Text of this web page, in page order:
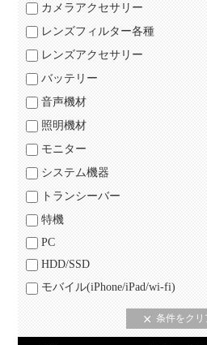
カメラアクセサリー
レンズフィルター各種
レンズアクセサリー
バッテリー
音声機材
照明機材
モニター
システム機器
トランシーバー
特機
PC
HDD/SSD
モバイル(iPhone/iPad/wi-fi)